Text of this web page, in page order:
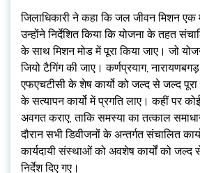
जिलाधिकारी ने कहा कि जल जीवन मिशन एक
उन्होंने निर्देशित किया कि योजना के तहत
के साथ मिशन मोड में पूरा किया जाए। जो
जियो टैगिंग की जाए। कर्णप्रयाग,
एफएचटीसी के शेष कार्यो को जल्द से जल्द
के सत्यापन कार्यो में प्रगति लाए। कहीं पर
अवगत कराए, ताकि समस्या का तत्काल
दौरान सभी डिवीजनों के अन्तर्गत संचालित
कार्यदायी संस्थाओं को अवशेष कार्यों को
निर्देश दिए गए।